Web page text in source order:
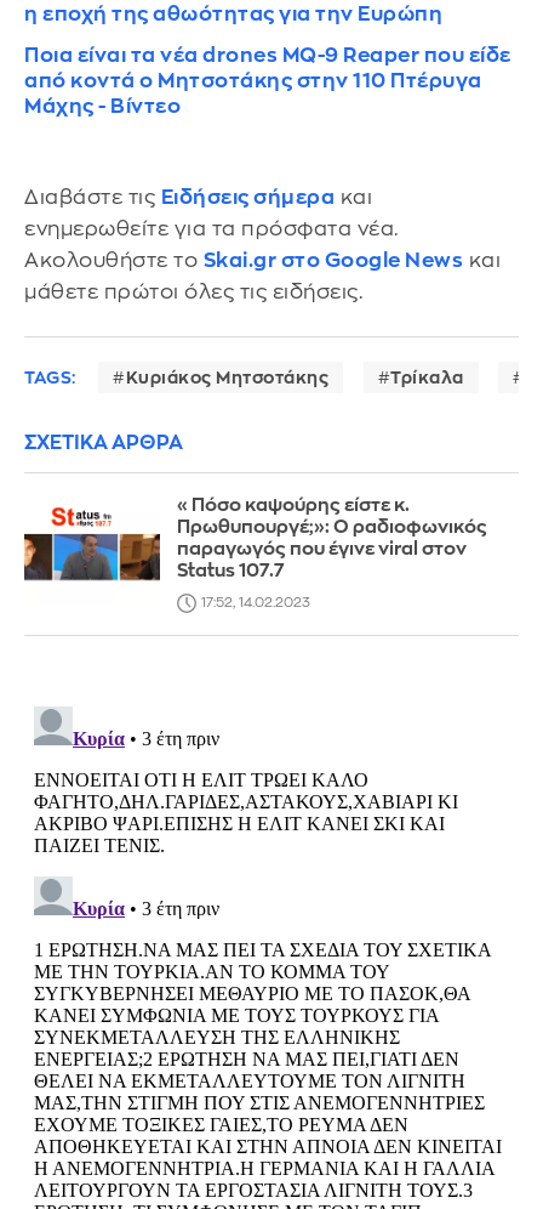
η εποχή της αθωότητας για την Ευρώπη
Ποια είναι τα νέα drones MQ-9 Reaper που είδε
από κοντά o Μητσοτάκης στην 110 Πτέρυγα
Μάχης - Βίντεο
Διαβάστε τις Ειδήσεις σήμερα και
ενημερωθείτε για τα πρόσφατα νέα.
Ακολουθήστε το Skai.gr στο Google News και
μάθετε πρώτοι όλες τις ειδήσεις.
TAGS: Κυριάκος Μητσοτάκης Τρίκαλα
ΣΧΕΤΙΚΑ ΑΡΘΡΑ
«Πόσο καψούρης είστε κ.
Πρωθυπουργέ;»: Ο ραδιοφωνικός
παραγωγός που έγινε viral στον
Status 107.7
17:52, 14.02.2023